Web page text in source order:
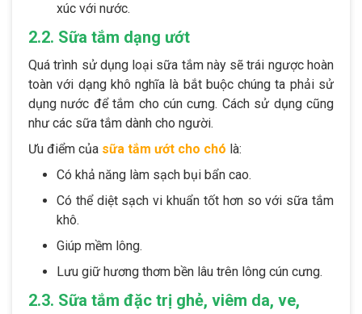
xúc với nước.
2.2. Sữa tắm dạng ướt
Quá trình sử dụng loại sữa tắm này sẽ trái ngược hoàn
toàn với dạng khô nghĩa là bắt buộc chúng ta phải sử
dụng nước để tắm cho cún cưng. Cách sử dụng cũng
như các sữa tắm dành cho người.
Ưu điểm của sữa tắm ướt cho chó là:
Có khả năng làm sạch bụi bẩn cao.
Có thể diệt sạch vi khuẩn tốt hơn so với sữa tắm
khô.
Giúp mềm lông.
Lưu giữ hương thơm bền lâu trên lông cún cưng.
2.3. Sữa tắm đặc trị ghẻ, viêm da, ve,